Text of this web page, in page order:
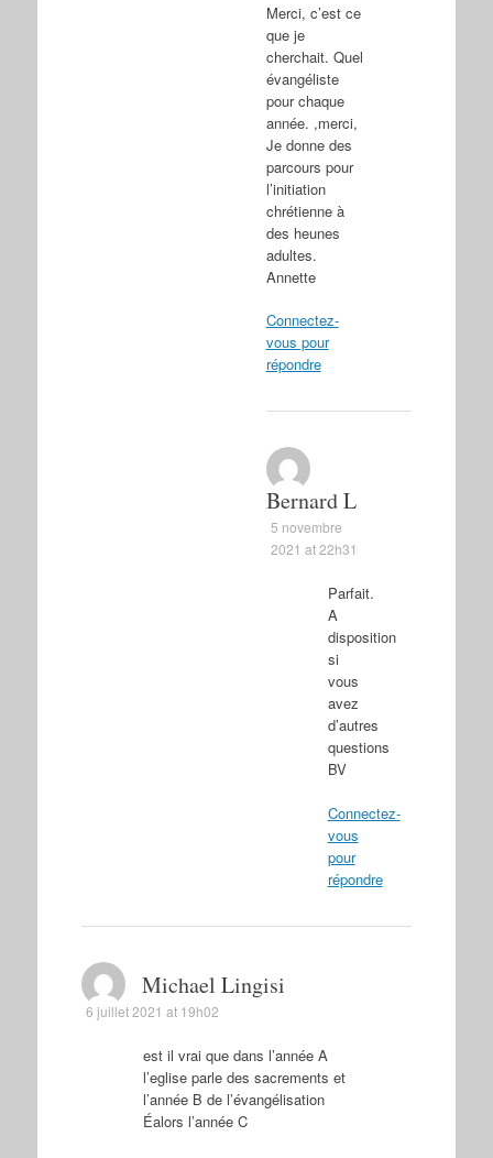
Merci, c’est ce
que je
cherchait. Quel
évangéliste
pour chaque
année. ,merci,
Je donne des
parcours pour
l’initiation
chrétienne à
des heunes
adultes.
Annette
Connectez-
vous pour
répondre
Bernard L
5 novembre
2021 at 22h31
Parfait.
A
disposition
si
vous
avez
d’autres
questions
BV
Connectez-
vous
pour
répondre
Michael Lingisi
6 juillet 2021 at 19h02
est il vrai que dans l’année A
l’eglise parle des sacrements et
l’année B de l’évangélisation
Éalors l’année C